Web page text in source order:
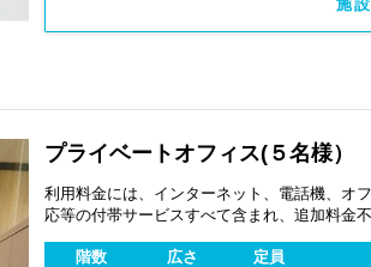
施
プライベートオフィス(５名様）
利用料金には、インターネット、電話機、オ
応等の付帯サービスすべて含まれ、追加料金
階数
広さ 定員